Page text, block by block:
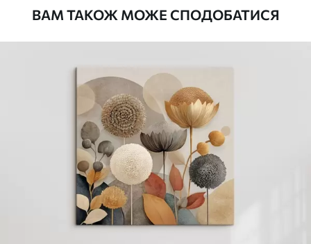
Від290.00грн
Яскраві, насичені кольори
Стійкість до вицвітання
Безпечне чорнило без запаху
Поверхня з текстурою полотна
Екологічний матеріал
грн
Яскраві, насичені кольори
Стійкість до вицвітання
ВАМ ТАКОЖ МОЖЕ СПОДОБАТИСЯ